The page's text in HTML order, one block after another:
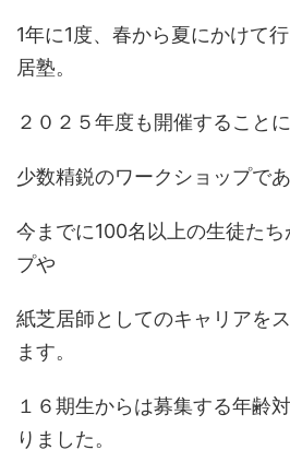
1年に1度、春から夏にかけて
居塾。
２０２５年度も開催すること
少数精鋭のワークショップであ
今までに100名以上の生徒た
プや
紙芝居師としてのキャリアを
ます。
１６期生からは募集する年齢
りました。